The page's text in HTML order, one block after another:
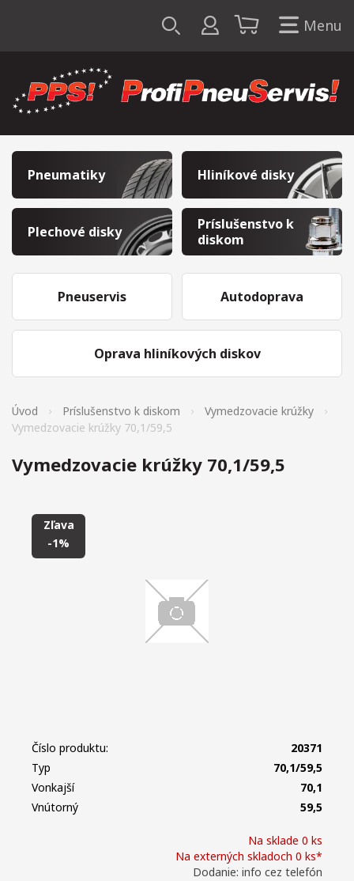
Menu
Pneumatiky Hliníkové disky
Plechové disky
Príslušenstvo k
diskom
Pneuservis
Oprava hliníkových diskov
Autodoprava
Úvod Príslušenstvo k diskom
Vymedzovacie krúžky
Vymedzovacie krúžky 70,1/59,5
Vymedzovacie krúžky 70,1/59,5
Zľava
-1%
Na sklade 0 ks
Na externých skladoch 0 ks*
Dodanie: info cez telefón
Číslo produktu:
20371
Typ
70,1/59,5
Vonkajší
70,1
Vnútorný
59,5